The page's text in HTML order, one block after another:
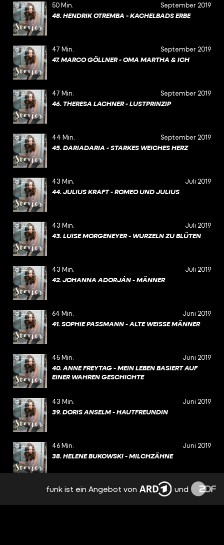
50 Min. September 2019
48. HENDRIK OTREMBA - KACHELBADS ERBE
47 Min. September 2019
47. MARCO GÖLLNER - OMA MARTHA & ICH
47 Min. September 2019
46. THERESA LACHNER - LUSTPRINZIP
44 Min. September 2019
45. DARIADARIA - STARKES WEICHES HERZ
43 Min. Juli 2019
44. JULIUS KRAFT - ROMEO UND JULIUS
43 Min. Juli 2019
43. LUISE MORGENEYER - WURZELN ZU BLÜTEN
43 Min. Juli 2019
42. JOHANNA ADORJÁN - MÄNNER
64 Min. Juni 2019
41. SOPHIE PASSMANN - ALTE WEISSE MÄNNER
45 Min. Juni 2019
40. ANNE FREYTAG - MEIN LEBEN BASIERT AUF
EINER WAHREN GESCHICHTE
43 Min. Juni 2019
39. DORIS ANSELM - HAUTFREUNDIN
46 Min. Juni 2019
38. HELENE BUKOWSKI - MILCHZÄHNE
43 Min. Mai 2019
funk ist ein Angebot von und